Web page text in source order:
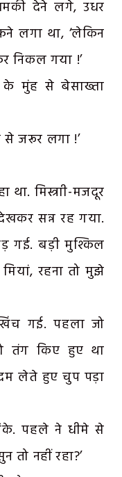
देने लगे, उधर
लगा था, ‘लेकिन
निकल गया !’
के मुंह से बेसाख्ता
से जरूर लगा !’
मिस्त्राी-मजदूर
सन्न रह गया.
गई. बड़ी मुश्किल
रहना तो मुझे
गई. पहला जो
तंग किए हुए था
लेते हुए चुप पड़ा
पहले ने धीमे से
तो नहीं रहा?’